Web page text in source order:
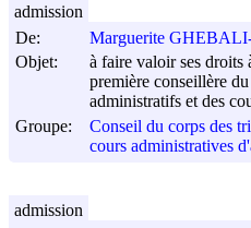
De:
Marguerite
Objet:
à faire valoir ses droits
première conseillère
administratifs et des
Groupe:
Conseil du corps des
cours administratives
admission
admission